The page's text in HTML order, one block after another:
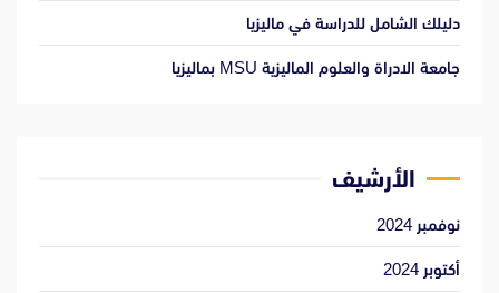
دليلك الشامل للدراسة في ماليزيا
جامعة الادراة والعلوم الماليزية MSU بماليزيا
الأرشيف
نوفمبر 2024
أكتوبر 2024